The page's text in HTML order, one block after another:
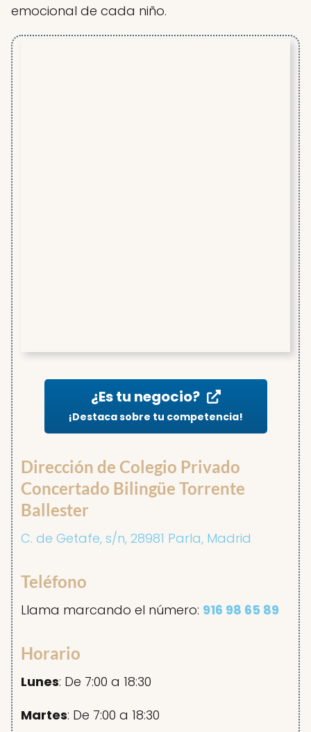
emocional de cada niño.
¿Es tu negocio?
¡Destaca sobre tu competencia!
Dirección de Colegio Privado
Concertado Bilingüe Torrente
Ballester
C. de Getafe, s/n, 28981 Parla, Madrid
Teléfono
Llama marcando el número: 916 98 65 89
Horario
Lunes: De 7:00 a 18:30
Martes: De 7:00 a 18:30